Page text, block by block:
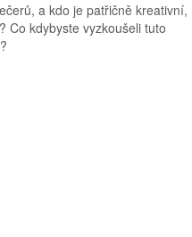
a kdo je patřičně kreativní,
Co kdybyste vyzkoušeli tuto